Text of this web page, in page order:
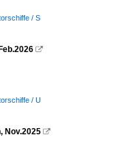
/ S

/ U
Nov.2025 